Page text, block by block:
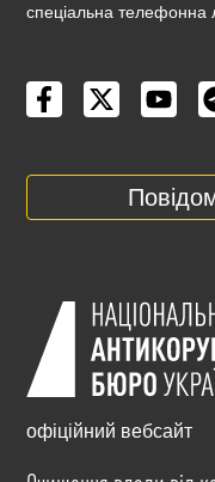
cпеціальна телефонна
офіційний вебсайт